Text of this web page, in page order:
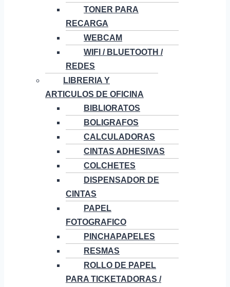
TONER PARA
RECARGA
WEBCAM
WIFI / BLUETOOTH /
REDES
LIBRERIA Y
ARTICULOS DE OFICINA
BIBLIORATOS
BOLIGRAFOS
CALCULADORAS
CINTAS ADHESIVAS
COLCHETES
DISPENSADOR DE
CINTAS
PAPEL
FOTOGRAFICO
PINCHAPAPELES
RESMAS
ROLLO DE PAPEL
PARA TICKETADORAS /